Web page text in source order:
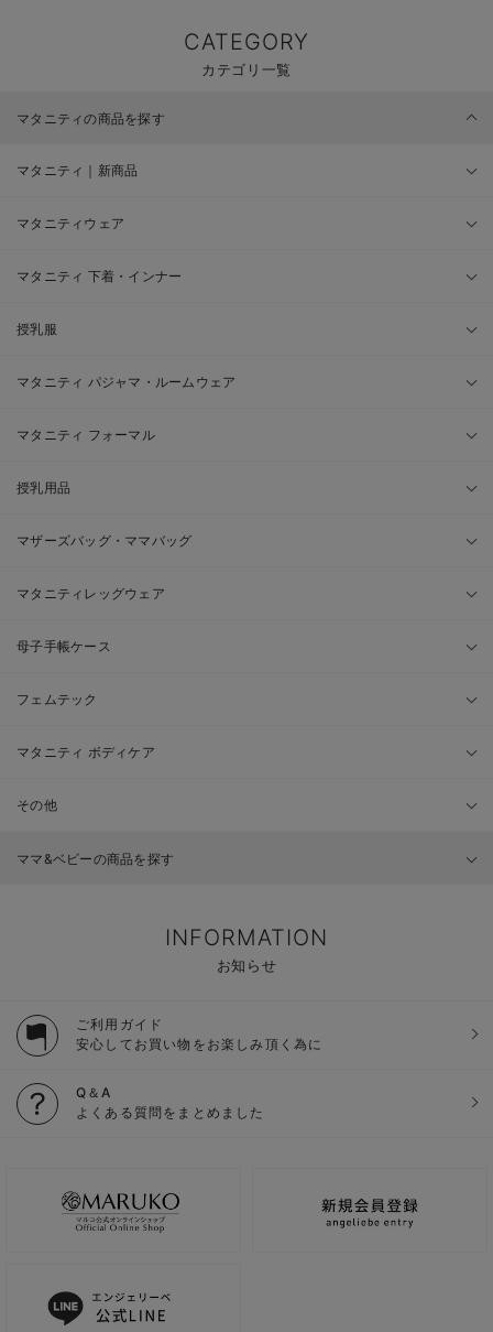
CATEGORY
カテゴリ一覧
マタニティの商品を探す
マタニティ｜新商品
マタニティウェア
マタニティ 下着・インナー
授乳服
マタニティ パジャマ・ルームウェア
マタニティ フォーマル
授乳用品
マザーズバッグ・ママバッグ
マタニティレッグウェア
母子手帳ケース
フェムテック
マタニティ ボディケア
その他
ママ&ベビーの商品を探す
INFORMATION
お知らせ
ご利用ガイド
安心してお買い物をお楽しみ頂く為に
Q＆A
よくある質問をまとめました